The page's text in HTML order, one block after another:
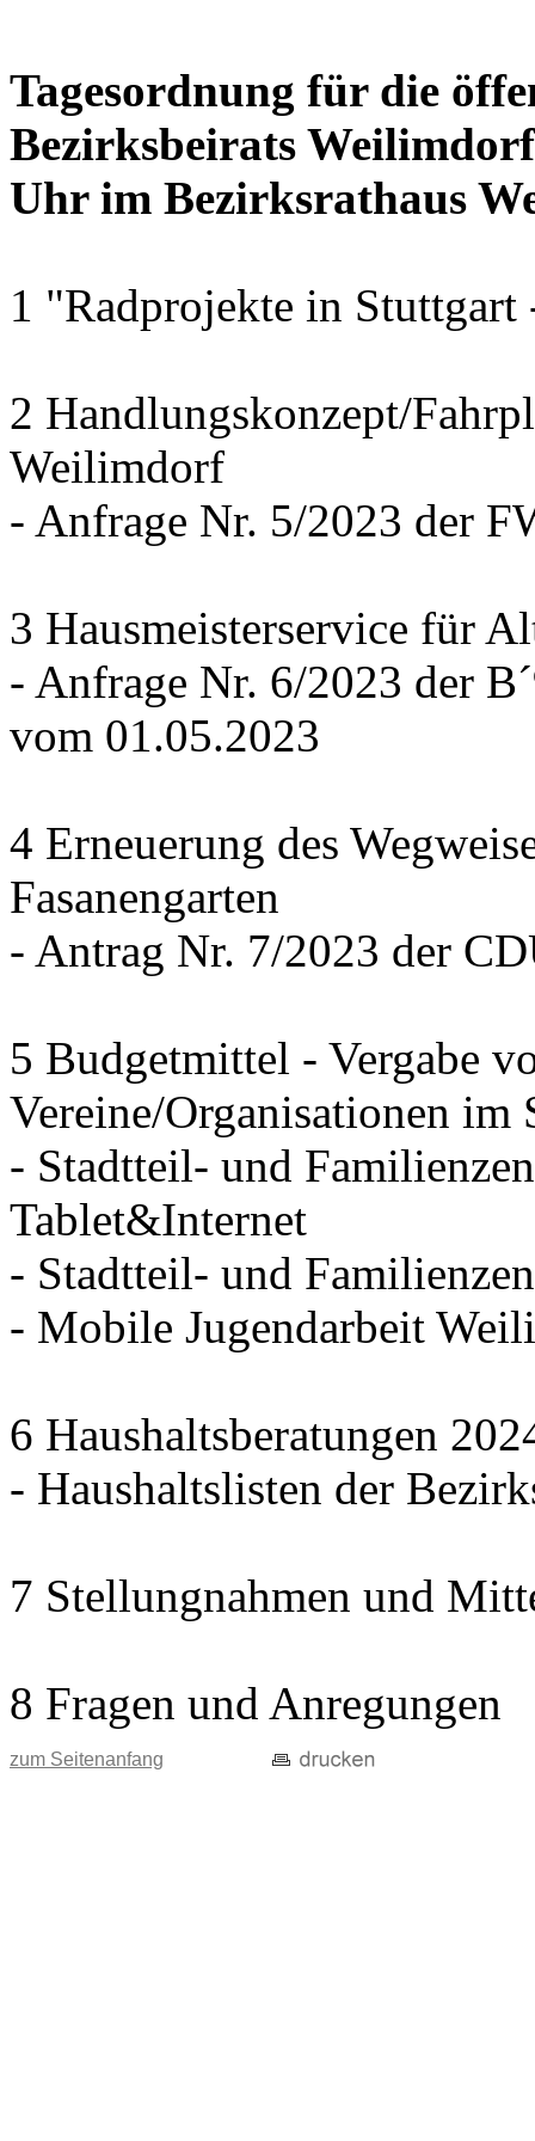
Tagesordnung für die
Bezirksbeirats
Uhr im Bezirksrathaus
1 "Radprojekte in
2 Handlungskonzept/
Weilimdorf
- Anfrage Nr. 5/2023 der
3 Hausmeisterservice für
- Anfrage Nr. 6/2023 der
vom 01.05.2023
4 Erneuerung des
Fasanengarten
- Antrag Nr. 7/2023 der
5 Budgetmittel - Vergabe
Vereine/Organisationen im
- Stadtteil- und
Tablet&Internet
- Stadtteil- und
- Mobile Jugendarbeit
6 Haushaltsberatungen
- Haushaltslisten der
7 Stellungnahmen und
8 Fragen und Anregungen
zum Seitenanfang